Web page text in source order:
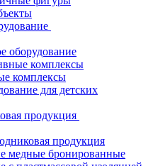
оборудование
комплексы
комплексы
для детских
продукция
продукция
медные бронированные